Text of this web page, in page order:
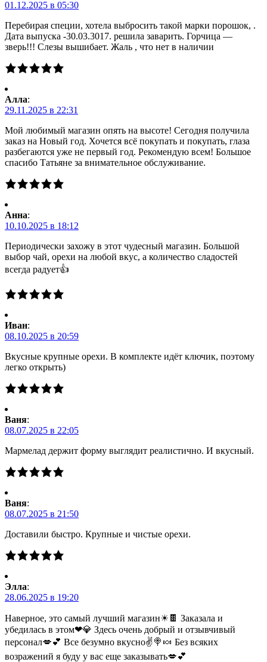
01.12.2025 в 05:30
Перебирая специи, хотела выбросить такой марки порошок, .
Дата выпуска -30.03.3017. решила заварить. Горчица —
зверь!!! Слезы вышибает. Жаль , что нет в наличии
Алла:
29.11.2025 в 22:31
Мой любимый магазин опять на высоте! Сегодня получила
заказ на Новый год. Хочется всё покупать и покупать, глаза
разбегаются уже не первый год. Рекомендую всем! Большое
спасибо Татьяне за внимательное обслуживание.
Анна:
10.10.2025 в 18:12
Периодически захожу в этот чудесный магазин. Большой
выбор чай, орехи на любой вкус, а количество сладостей
всегда радует👍
Иван:
08.10.2025 в 20:59
Вкусные крупные орехи. В комплекте идёт ключик, поэтому
легко открыть)
Ваня:
08.07.2025 в 22:05
Мармелад держит форму выглядит реалистично. И вкусный.
Ваня:
08.07.2025 в 21:50
Доставили быстро. Крупные и чистые орехи.
Элла:
28.06.2025 в 19:20
Наверное, это самый лучший магазин☀🍫 Заказала и
убедилась в этом❤💎 Здесь очень добрый и отзывчивый
персонал💋💕 Все безумно вкусно✌🍭🍬 Без всяких
возражений я буду у вас еще заказывать💋💕